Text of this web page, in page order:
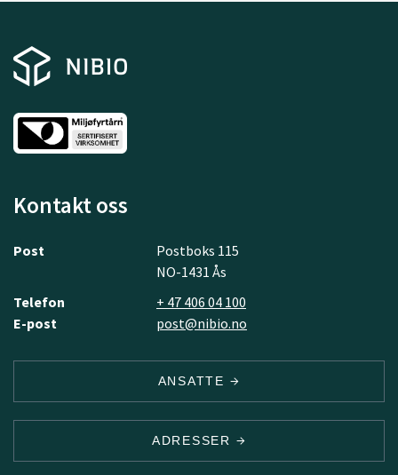
Kontakt oss
Post
Postboks 115
NO-1431 Ås
Telefon
+ 47 406 04 100
E-post
post@nibio.no
ANSATTE
ADRESSER